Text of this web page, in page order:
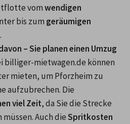
vom wendigen
bis zum geräumigen
.
– Sie planen einen Umzug
billiger-mietwagen.de können
mieten, um Pforzheim zu
aufzubrechen. Die
viel Zeit, da Sie die Strecke
Auch die Spritkosten